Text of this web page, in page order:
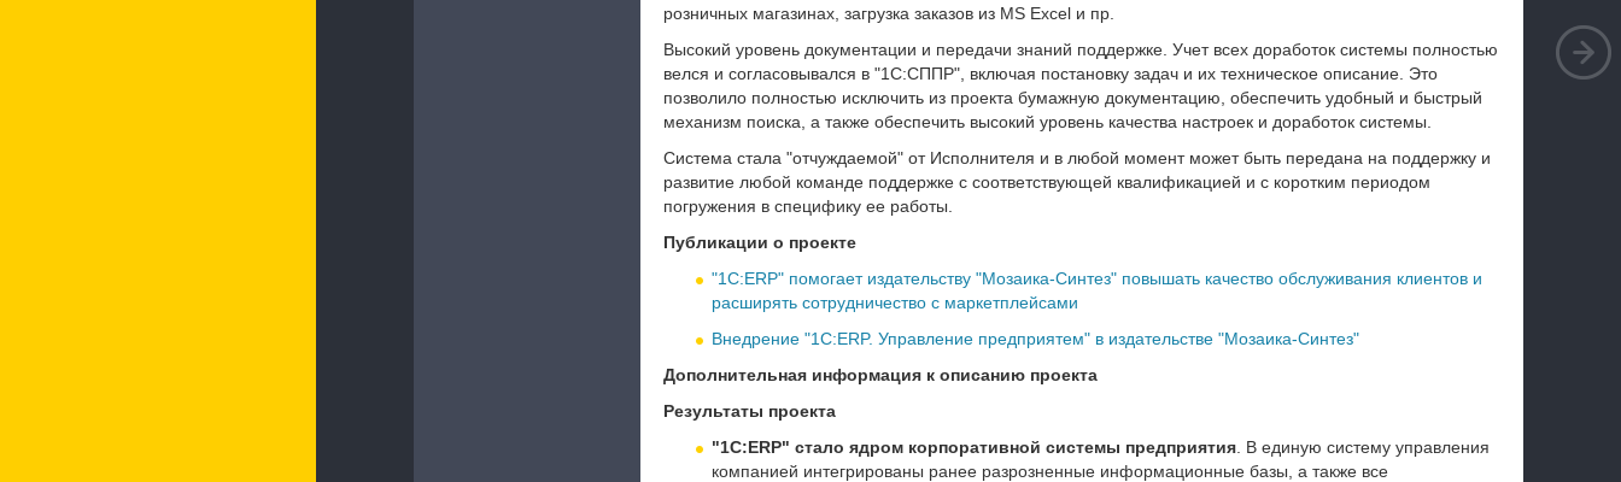
розничных магазинах, загрузка заказов из MS Excel и пр.
Высокий уровень документации и передачи знаний поддержке. Учет всех доработок системы полностью
велся и согласовывался в "1С:СППР", включая постановку задач и их техническое описание. Это
позволило полностью исключить из проекта бумажную документацию, обеспечить удобный и быстрый
механизм поиска, а также обеспечить высокий уровень качества настроек и доработок системы.
Система стала "отчуждаемой" от Исполнителя и в любой момент может быть передана на поддержку и
развитие любой команде поддержке с соответствующей квалификацией и с коротким периодом
погружения в специфику ее работы.
Публикации о проекте
"1С:ERP" помогает издательству "Мозаика-Синтез" повышать качество обслуживания клиентов и
расширять сотрудничество с маркетплейсами
Внедрение "1С:ERP. Управление предприятем" в издательстве "Мозаика-Синтез"
Дополнительная информация к описанию проекта
Результаты проекта
"1C:ERP" стало ядром корпоративной системы предприятия. В единую систему управления
компанией интегрированы ранее разрозненные информационные базы, а также все